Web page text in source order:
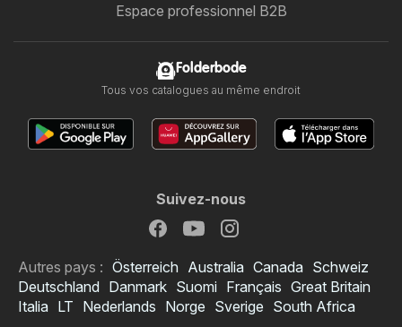
Espace professionnel B2B
Folderbode
Tous vos catalogues au même endroit
Suivez-nous
Autres pays : Österreich Australia Canada Schweiz
Deutschland Danmark Suomi Français Great Britain
Italia LT Nederlands Norge Sverige South Africa